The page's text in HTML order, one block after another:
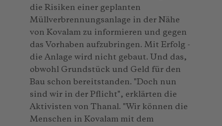
die Risiken einer geplanten
Müllverbrennungsanlage in der Nähe
von Kovalam zu informieren und gegen
das Vorhaben aufzubringen. Mit Erfolg -
die Anlage wird nicht gebaut. Und das,
obwohl Grundstück und Geld für den
Bau schon bereitstanden. "Doch nun
sind wir in der Pflicht", erklärten die
Aktivisten von Thanal. "Wir können die
Menschen in Kovalam mit dem